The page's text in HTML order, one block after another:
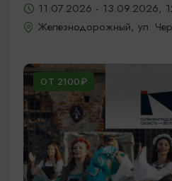
11.07.2026 - 13.09.2026,
Железнодорожный, ул.
ОТ 2100₽